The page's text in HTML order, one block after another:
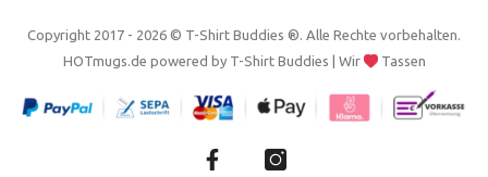
Copyright 2017 - 2026 © T-Shirt Buddies ®. Alle Rechte vorbehalten.
HOTmugs.de powered by T-Shirt Buddies | Wir Tassen